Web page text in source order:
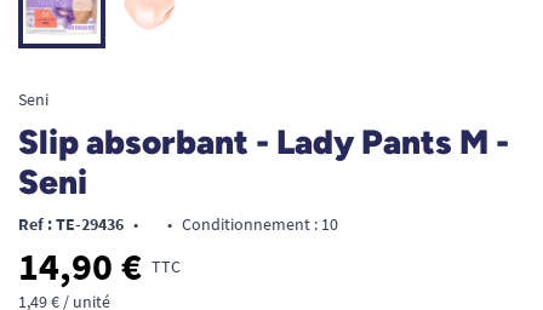
Seni
Slip absorbant - Lady Pants M -
Seni
Ref : TE-29436 • • Conditionnement : 10
14,90 € TTC
1,49 € / unité